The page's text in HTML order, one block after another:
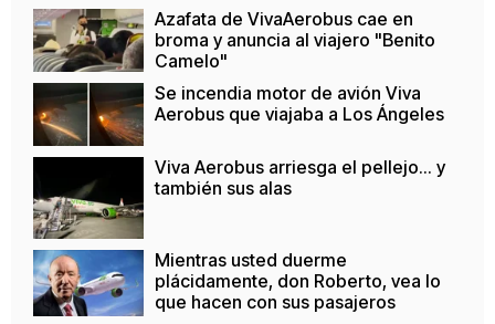
Azafata de VivaAerobus cae en
broma y anuncia al viajero "Benito
Camelo"
Se incendia motor de avión Viva
Aerobus que viajaba a Los Ángeles
Viva Aerobus arriesga el pellejo... y
también sus alas
Mientras usted duerme
plácidamente, don Roberto, vea lo
que hacen con sus pasajeros